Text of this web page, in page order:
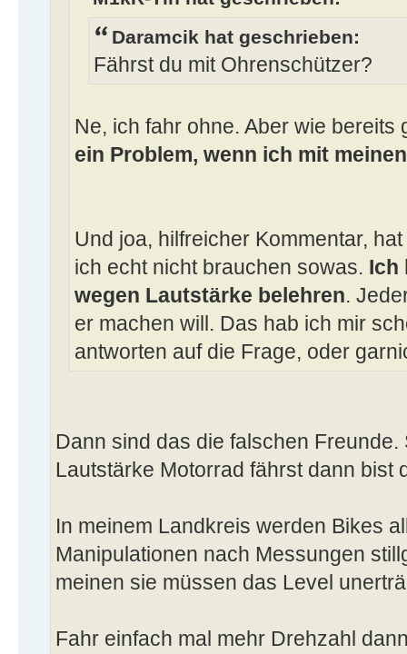
Daramcik hat geschrieben:
Fährst du mit Ohrenschützer?
Ne, ich fahr ohne. Aber wie bereits
ein Problem, wenn ich mit
Und joa, hilfreicher Kommentar,
ich echt nicht brauchen sowas. Ich
wegen Lautstärke belehren.
er machen will. Das hab ich mir
antworten auf die Frage, oder
Dann sind das die falschen
Lautstärke Motorrad fährst dann bist
In meinem Landkreis werden Bikes
Manipulationen nach Messungen
meinen sie müssen das Level
Fahr einfach mal mehr Drehzahl